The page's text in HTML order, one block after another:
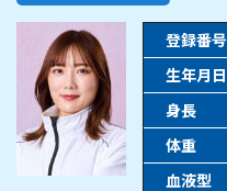
登録番号
生年月日
身長
体重
血液型